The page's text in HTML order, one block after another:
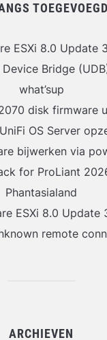
TOEGEVOEGD
ESXi 8.0 Update
Device Bridge
what’sup
disk firmware
OS Server
bijwerken via
for ProLiant
Phantasialand
ESXi 8.0 Update
remote
ARCHIEVEN